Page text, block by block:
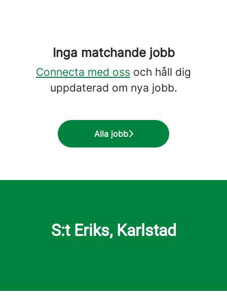
Inga matchande jobb
Connecta med oss och håll dig
uppdaterad om nya jobb.
Alla jobb
S:t Eriks, Karlstad